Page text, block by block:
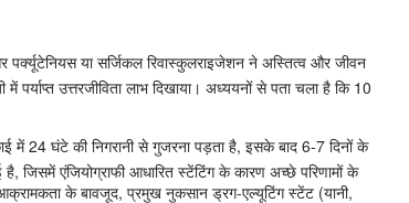
पर्क्यूटेनियस या सर्जिकल रिवास्कुलराइजेशन ने अस्तित्व और जीवन
पर्याप्त उत्तरजीविता लाभ दिखाया। अध्ययनों से पता चला है कि 10
में 24 घंटे की निगरानी से गुजरना पड़ता है, इसके बाद 6-7 दिनों के
है, जिसमें एंजियोग्राफी आधारित स्टेंटिंग के कारण अच्छे परिणामों के
के बावजूद, प्रमुख नुकसान ड्रग-एल्यूटिंग स्टेंट (यानी,